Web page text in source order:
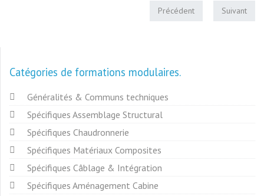
Précédent Suivant
Catégories de formations modulaires
Généralités & Communs techniques
Spécifiques Assemblage Structural
Spécifiques Chaudronnerie
Spécifiques Matériaux Composites
Spécifiques Câblage & Intégration
Spécifiques Aménagement Cabine